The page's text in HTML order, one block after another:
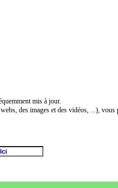
mis à jour.
des images et des vidéos, ...),